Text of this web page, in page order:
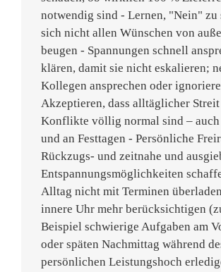
notwendig sind - Lernen, "Nein" zu
sich nicht allen Wünschen von
beugen - Spannungen schnell
klären, damit sie nicht eskalieren;
Kollegen ansprechen oder
Akzeptieren, dass alltäglicher
Konflikte völlig normal sind –
und an Festtagen - Persönliche
Rückzugs- und zeitnahe und
Entspannungsmöglichkeiten
Alltag nicht mit Terminen
innere Uhr mehr berücksichtigen
Beispiel schwierige Aufgaben am
oder späten Nachmittag während
persönlichen Leistungshoch